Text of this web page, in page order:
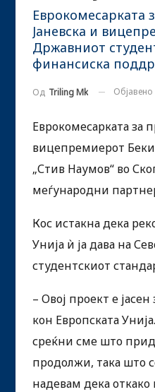
Еврокомесарката
Јаневска и
Државниот
финансиска
Од Triling Mk Објавено
Еврокомесарката за
вицепремиерот
„Стив Наумов“ во
меѓународни
Кос истакна дека
Унија ѝ ја дава на
студентскиот
– Овој проект е
кон Европската
среќни сме што
продолжи, така што
надевам дека